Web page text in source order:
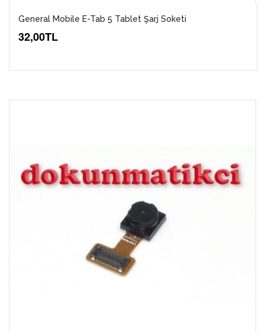
General Mobile E-Tab 5 Tablet Şarj Soketi
32,00TL